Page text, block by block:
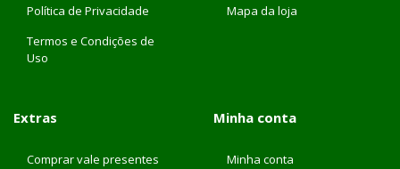
Política de Privacidade
Termos e Condições de
Uso
Mapa da loja
Extras
Comprar vale presentes
Minha conta
Minha conta